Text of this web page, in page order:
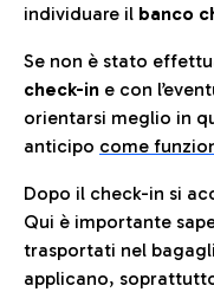
individuare il banco
Se non è stato
check-in e con
orientarsi meglio in
anticipo come
Dopo il check-in si
Qui è importante
trasportati nel
applicano,